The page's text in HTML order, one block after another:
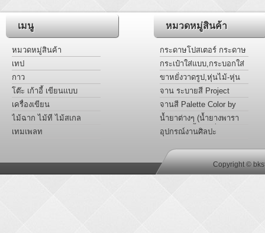
เมนู
หมวดหมู่สินค้า
เทป
กาว
โต๊ะ เก้าอี้ เขียนแบบ
เครื่องเขียน
ไม้ฉาก ไม้ที ไม้สเกล
เทมเพลท
หมวดหมู่สินค้า
กระดาษโปสเตอร์ กระดาษ
การ์ดหอม แผ่นอะครีลิคสี
กระเป๋าใส่แบบ,กระบอกใส่
แบบ
ขาหยั่งวาดรูป,หุ่นไม้-หุ่น
มือ Project
จาน ระบายสี Project
จานสี Palette Color by
Project
น้ำยาต่างๆ (น้ำยางพารา
หล่อเเบบ,น้ำยาเชื่อม
พลาสติก อะครีลิค,น้ำมัน
ลินซีด)
อุปกรณ์งานศิลปะ
Copyright ©